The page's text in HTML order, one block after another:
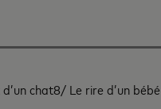
chat8/ Le rire d’un bébé